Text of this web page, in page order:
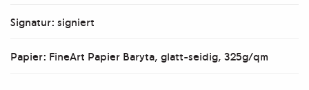
Signatur: signiert
Papier: FineArt Papier Baryta, glatt-seidig, 325g/qm